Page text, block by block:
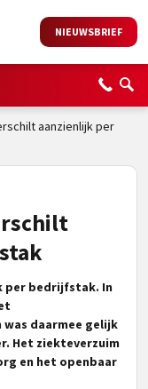
NIEUWSBRIEF
aanzienlijk per
per bedrijfstak. In
was daarmee gelijk
Het ziekteverzuim
en het openbaar